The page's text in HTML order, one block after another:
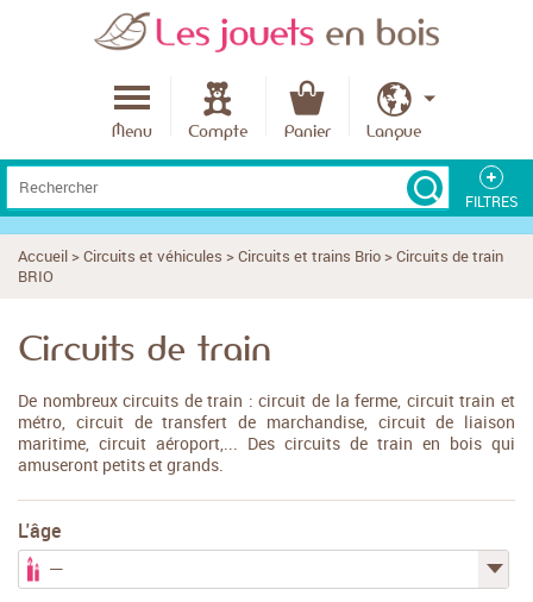
Menu Compte Panier Langue
FILTRES
L'âge
Le budget
Meilleures notes produits
Fabriqué en France
Accueil >Circuits et véhicules >Circuits et trains Brio >Circuits de train
BRIO
Circuits de train
De nombreux circuits de train : circuit de la ferme, circuit train et
métro, circuit de transfert de marchandise, circuit de liaison
maritime, circuit aéroport,... Des circuits de train en bois qui
amuseront petits et grands.
L'âge